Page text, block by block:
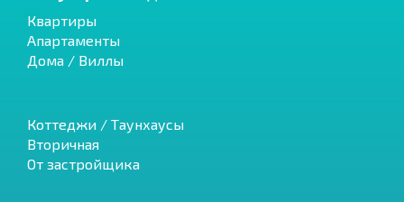
Квартиры
Апартаменты
Дома / Виллы
Коттеджи / Таунхаусы
Вторичная
От застройщика